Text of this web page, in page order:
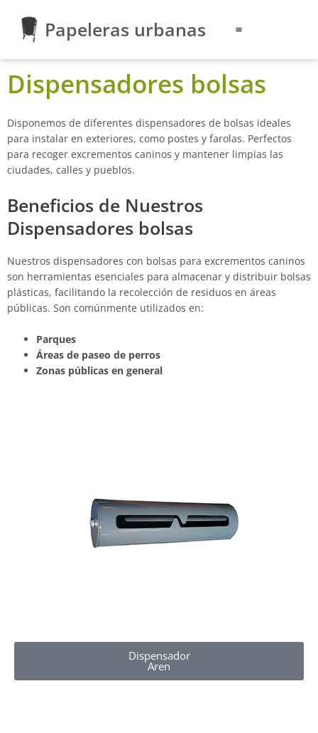
contenido
Papeleras urbanas
Dispensadores bolsas
Disponemos de diferentes dispensadores de bolsas ideales
para instalar en exteriores, como postes y farolas. Perfectos
para recoger excrementos caninos y mantener limpias las
ciudades, calles y pueblos.
Beneficios de Nuestros
Dispensadores bolsas
Nuestros dispensadores con bolsas para excrementos caninos
son herramientas esenciales para almacenar y distribuir bolsas
plásticas, facilitando la recolección de residuos en áreas
públicas. Son comúnmente utilizados en:
Parques
Áreas de paseo de perros
Zonas públicas en general
Dispensador
Aren